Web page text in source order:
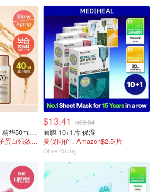
Anua Rice 70 水乳套装 精华50ml+爽肤水250ml
肯豆推荐的品牌，米种子蛋白强效滋养和补水
$13.41 $38.34
面膜 10+1片 保湿
夏促同价，Amazon$2.5/片
Olive Young